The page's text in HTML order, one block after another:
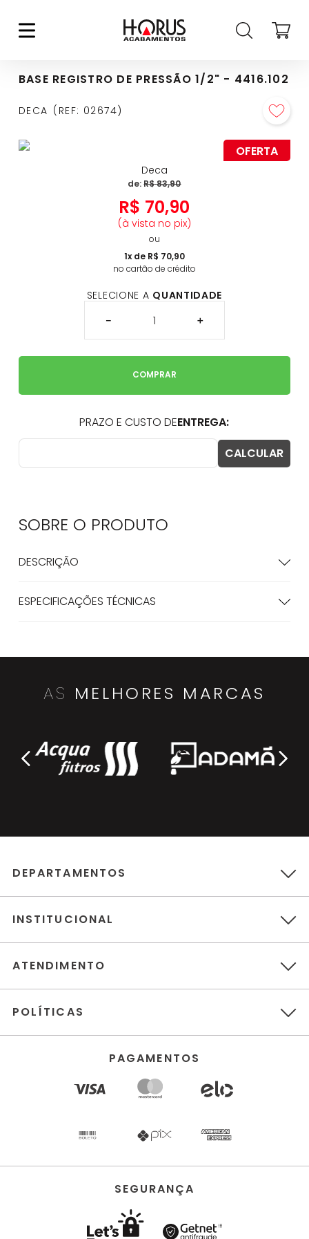
BASE REGISTRO DE PRESSÃO 1/2" - 4416.102
DECA REF: 02674
OFERTA
Deca
de:R$83,90
R$ 70,90
(à vista no pix)
ou
1x de R$ 70,90
no cartão de crédito
SELECIONE A QUANTIDADE
＋
－
COMPRAR
SOBRE O PRODUTO
DESCRIÇÃO
ESPECIFICAÇÕES TÉCNICAS
AS MELHORES MARCAS
DEPARTAMENTOS
INSTITUCIONAL
ATENDIMENTO
POLÍTICAS
PAGAMENTOS
SEGURANÇA